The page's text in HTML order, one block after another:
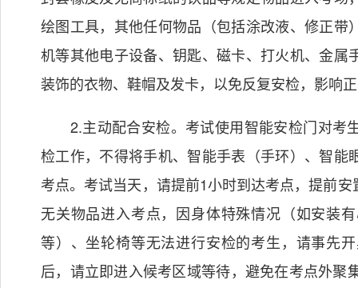
绘图工具，其他任何物品（包括涂改液、修正
机等其他电子设备、钥匙、磁卡、打火机、金
装饰的衣物、鞋帽及发卡，以免反复安检，影响
2.主动配合安检。考试使用智能安检门对考
检工作，不得将手机、智能手表（手环）、智
考点。考试当天，请提前1小时到达考点，提前
无关物品进入考点，因身体特殊情况（如安装
等）、坐轮椅等无法进行安检的考生，请事先
后，请立即进入候考区域等待，避免在考点外